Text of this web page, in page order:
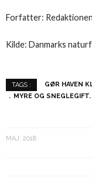
Forfatter:
Kilde: Danmarks
TAGS : GØR HAVEN
MYRE OG SNEGLEGIFT.
MAJ, 2018